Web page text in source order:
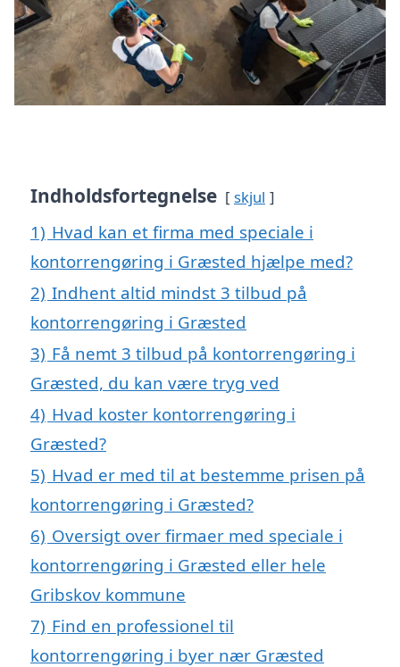
Indholdsfortegnelse skjul
1) Hvad kan et firma med speciale i
kontorrengøring i Græsted hjælpe med?
2) Indhent altid mindst 3 tilbud på
kontorrengøring i Græsted
3) Få nemt 3 tilbud på kontorrengøring i
Græsted, du kan være tryg ved
4) Hvad koster kontorrengøring i
Græsted?
5) Hvad er med til at bestemme prisen på
kontorrengøring i Græsted?
6) Oversigt over firmaer med speciale i
kontorrengøring i Græsted eller hele
Gribskov kommune
7) Find en professionel til
kontorrengøring i byer nær Græsted